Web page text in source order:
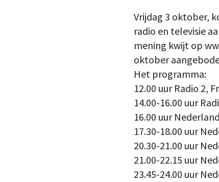
Vrijdag 3 oktober,
radio en televisie
mening kwijt op
oktober
Het programma:
12.00 uur Radio 2,
14.00-16.00 uur
16.00 uur
17.30-18.00 uur
20.30-21.00 uur
21.00-22.15 uur
23.45-24.00 uur